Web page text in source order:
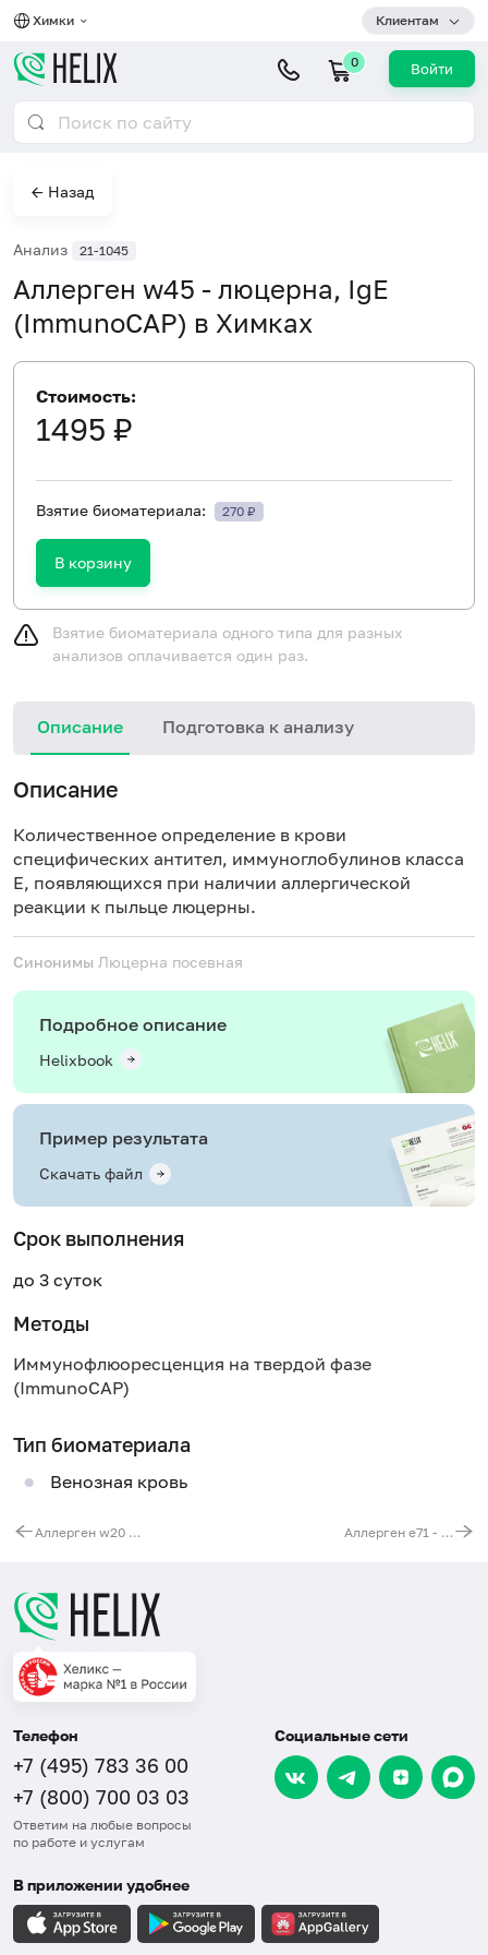
Химки Клиентам
0 Войти
← Назад
Анализ 21-1045
Аллерген w45 - люцерна, IgE
(ImmunoCAP) в Химках
Стоимость:
1495 ₽
Взятие биоматериала: 270 ₽
В корзину
Взятие биоматериала одного типа для разных
анализов оплачивается один раз.
Описание Подготовка к анализу
Описание
Количественное определение в крови
специфических антител, иммуноглобулинов класса
E, появляющихся при наличии аллергической
реакции к пыльце люцерны.
Синонимы Люцерна посевная
Подробное описание
Helixbook
Пример результата
Скачать файл
Срок выполнения
до 3 суток
Методы
Иммунофлюоресценция на твердой фазе
(ImmunoCAP)
Тип биоматериала
Венозная кровь
Аллерген w20 - крапива двудомная, IgE (ImmunoCAP) Аллерген e71 - эпителий мыши, IgE (ImmunoCAP)
Телефон
+7 (495) 783 36 00
+7 (800) 700 03 03
Ответим на любые вопросы
по работе и услугам
Социальные сети
В приложении удобнее